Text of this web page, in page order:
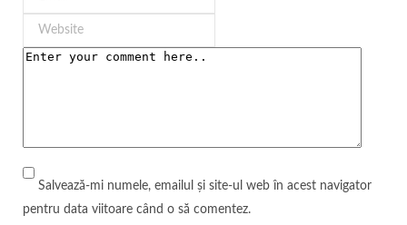
Salvează-mi numele, emailul și site-ul web în acest navigator
pentru data viitoare când o să comentez.